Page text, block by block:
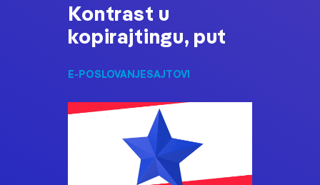
Kontrast u
kopirajtingu, put
E-POSLOVANJESAJTOVI